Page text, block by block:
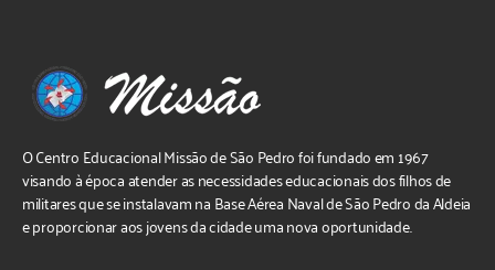
O Centro Educacional Missão de São Pedro foi fundado em 1967
visando à época atender as necessidades educacionais dos filhos de
militares que se instalavam na Base Aérea Naval de São Pedro da Aldeia
e proporcionar aos jovens da cidade uma nova oportunidade.